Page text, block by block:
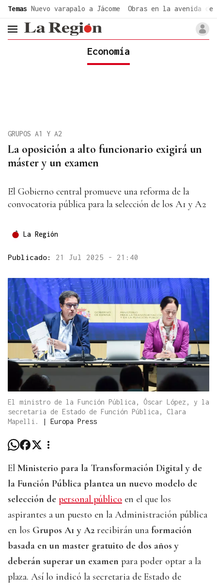
Temas Nuevo varapalo a Jácome Obras en la avenida de
header.menu.open
Economía
La oposición a alto funcionario exigirá un
máster y un examen
GRUPOS A1 Y A2
El Gobierno central promueve una reforma de la
convocatoria pública para la selección de los A1 y A2
La Región
Publicado: 21 Jul 2025 - 21:40
El ministro de la Función Pública, Óscar López, y la
secretaria de Estado de Función Pública, Clara
Mapelli.
| Europa Press
El Ministerio para la Transformación Digital y de
la Función Pública plantea un nuevo modelo de
selección de personal público en el que los
aspirantes a un puesto en la Administración pública
en los Grupos A1 y A2 recibirán una formación
basada en un master gratuito de dos años y
deberán superar un examen para poder optar a la
plaza. Así lo indicó la secretaria de Estado de